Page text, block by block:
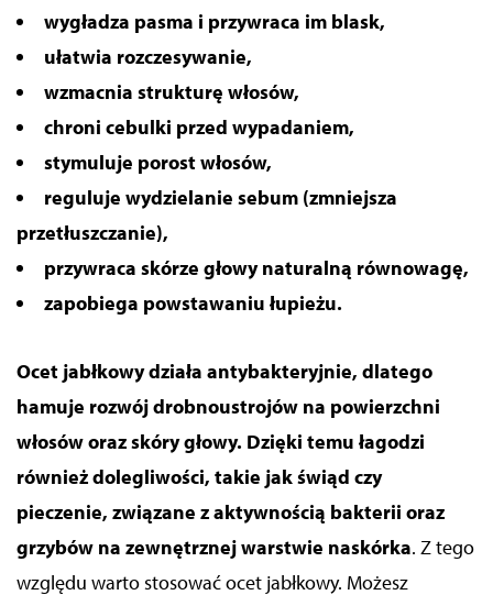
wygładza pasma i przywraca im blask,
ułatwia rozczesywanie,
wzmacnia strukturę włosów,
chroni cebulki przed wypadaniem,
stymuluje porost włosów,
reguluje wydzielanie sebum (zmniejsza
przetłuszczanie),
przywraca skórze głowy naturalną równowagę,
zapobiega powstawaniu łupieżu.
Ocet jabłkowy działa antybakteryjnie, dlatego
hamuje rozwój drobnoustrojów na powierzchni
włosów oraz skóry głowy. Dzięki temu łagodzi
również dolegliwości, takie jak świąd czy
pieczenie, związane z aktywnością bakterii oraz
grzybów na zewnętrznej warstwie naskórka. Z tego
względu wartostosować ocet jabłkowy. Możesz